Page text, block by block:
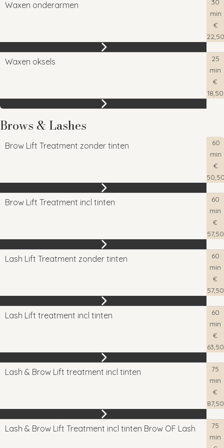
Waxen onderarmen
30
min
€
22,50
Waxen oksels
25
min
€
18,50
Brows & Lashes
Brow Lift Treatment zonder tinten
60
min
€
Brow Lift Treatment incl tinten
60
min
€
57,50
Lash Lift Treatment zonder tinten
60
min
€
57,50
Lash Lift treatment incl tinten
60
min
€
63,50
Lash & Brow Lift treatment incl tinten
75
min
€
87,50
Lash & Brow Lift Treatment incl tinten Brow OF Lash
75
min